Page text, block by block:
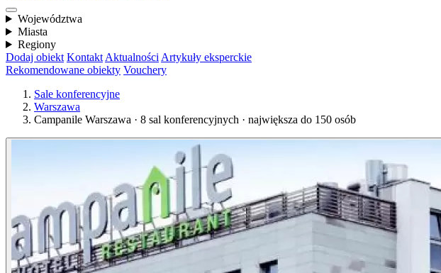
Województwa
Miasta
Regiony
Dodaj obiekt Kontakt Aktualności Artykuły eksperckie
Rekomendowane obiekty Vouchery
Sale konferencyjne
Warszawa
Campanile Warszawa · 8 sal konferencyjnych · największa do 150 osób